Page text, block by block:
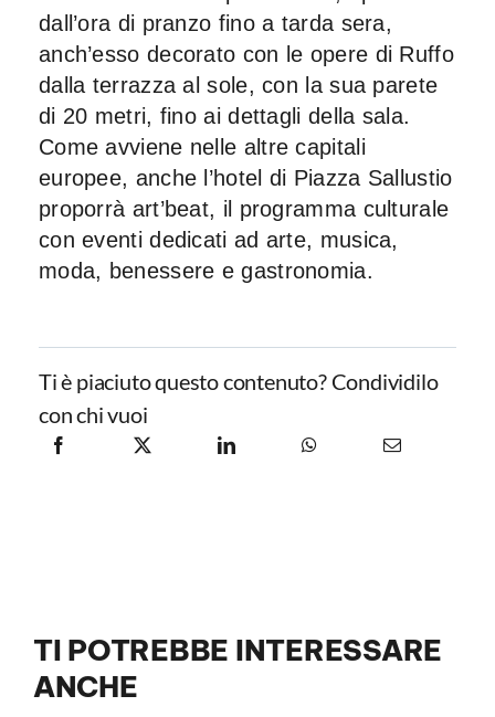
dall’ora di pranzo fino a tarda sera,
anch’esso decorato con le opere di Ruffo
dalla terrazza al sole, con la sua parete
di 20 metri, fino ai dettagli della sala.
Come avviene nelle altre capitali
europee, anche l’hotel di Piazza Sallustio
proporrà art’beat, il programma culturale
con eventi dedicati ad arte, musica,
moda, benessere e gastronomia.
Ti è piaciuto questo contenuto? Condividilo
con chi vuoi
TI POTREBBE INTERESSARE
ANCHE